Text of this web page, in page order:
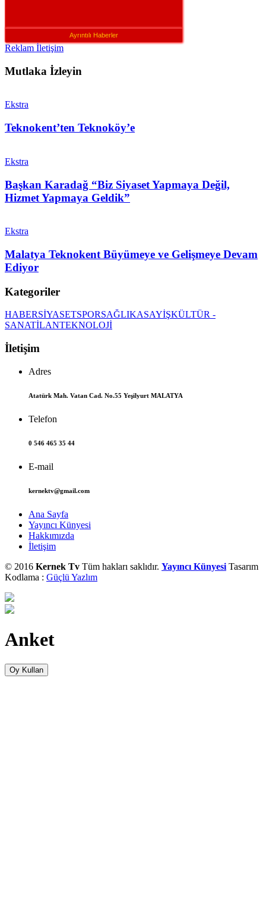
Ayrıntılı Haberler
Reklam İletişim
Mutlaka İzleyin
Ekstra
Teknokent’ten Teknoköy’e
Ekstra
Başkan Karadağ “Biz Siyaset Yapmaya Değil,
Hizmet Yapmaya Geldik”
Ekstra
Malatya Teknokent Büyümeye ve Gelişmeye Devam
Ediyor
Kategoriler
HABERSİYASETSPORSAĞLIKASAYİŞKÜLTÜR -
SANATİLANTEKNOLOJİ
İletişim
Adres
Atatürk Mah. Vatan Cad. No.55 Yeşilyurt MALATYA
Telefon
0 546 465 35 44
E-mail
kernektv@gmail.com
Ana Sayfa
Yayıncı Künyesi
Hakkımızda
İletişim
© 2016 Kernek Tv Tüm hakları saklıdır. Yayıncı Künyesi Tasarım
Kodlama : Güçlü Yazlım
Anket